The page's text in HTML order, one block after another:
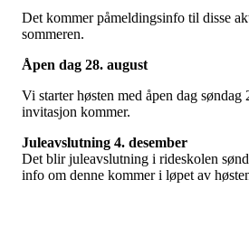
Det kommer påmeldingsinfo til disse
sommeren.
Åpen dag 28. august
Vi starter høsten med åpen dag
invitasjon kommer.
Juleavslutning 4. desember
Det blir juleavslutning i rideskolen
info om denne kommer i løpet av